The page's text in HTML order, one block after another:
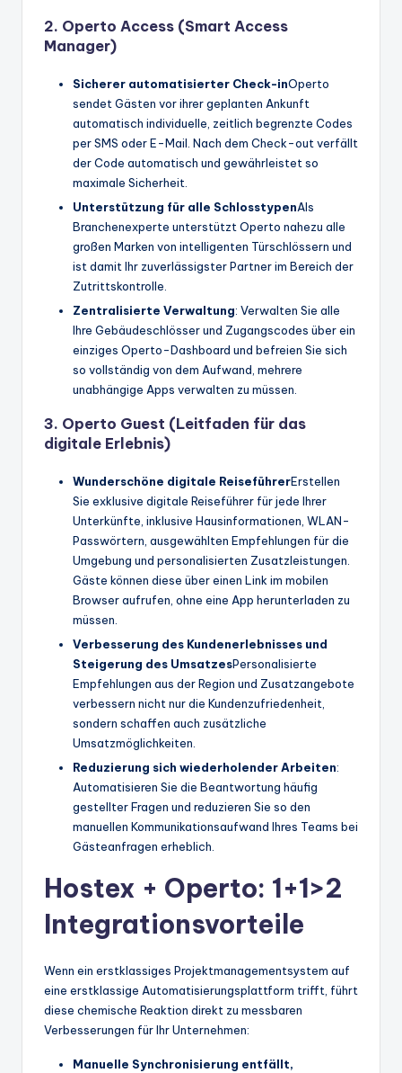
2. Operto Access (Smart Access
Manager)
Sicherer automatisierter Check-inOperto
sendet Gästen vor ihrer geplanten Ankunft
automatisch individuelle, zeitlich begrenzte Codes
per SMS oder E-Mail. Nach dem Check-out verfällt
der Code automatisch und gewährleistet so
maximale Sicherheit.
Unterstützung für alle SchlosstypenAls
Branchenexperte unterstützt Operto nahezu alle
großen Marken von intelligenten Türschlössern und
ist damit Ihr zuverlässigster Partner im Bereich der
Zutrittskontrolle.
Zentralisierte Verwaltung: Verwalten Sie alle
Ihre Gebäudeschlösser und Zugangscodes über ein
einziges Operto-Dashboard und befreien Sie sich
so vollständig von dem Aufwand, mehrere
unabhängige Apps verwalten zu müssen.
3. Operto Guest (Leitfaden für das
digitale Erlebnis)
Wunderschöne digitale ReiseführerErstellen
Sie exklusive digitale Reiseführer für jede Ihrer
Unterkünfte, inklusive Hausinformationen, WLAN-
Passwörtern, ausgewählten Empfehlungen für die
Umgebung und personalisierten Zusatzleistungen.
Gäste können diese über einen Link im mobilen
Browser aufrufen, ohne eine App herunterladen zu
müssen.
Verbesserung des Kundenerlebnisses und
Steigerung des UmsatzesPersonalisierte
Empfehlungen aus der Region und Zusatzangebote
verbessern nicht nur die Kundenzufriedenheit,
sondern schaffen auch zusätzliche
Umsatzmöglichkeiten.
Reduzierung sich wiederholender Arbeiten:
Automatisieren Sie die Beantwortung häufig
gestellter Fragen und reduzieren Sie so den
manuellen Kommunikationsaufwand Ihres Teams bei
Gästeanfragen erheblich.
Hostex + Operto: 1+1>2
Integrationsvorteile
Wenn ein erstklassiges Projektmanagementsystem auf
eine erstklassige Automatisierungsplattform trifft, führt
diese chemische Reaktion direkt zu messbaren
Verbesserungen für Ihr Unternehmen:
Manuelle Synchronisierung entfällt,